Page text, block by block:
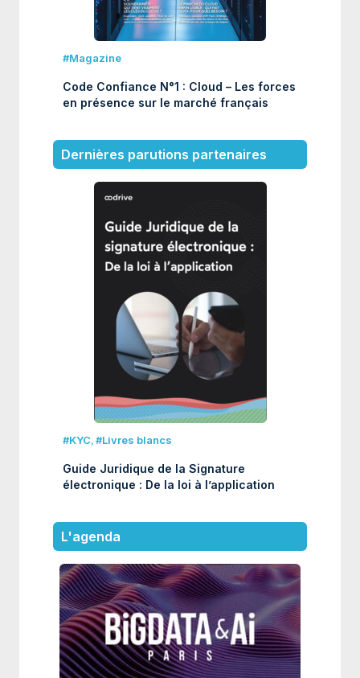
#Magazine
Code Confiance N°1 : Cloud – Les forces
en présence sur le marché français
Dernières parutions partenaires
#KYC,#Livres blancs
Guide Juridique de la Signature
électronique : De la loi à l’application
L'agenda